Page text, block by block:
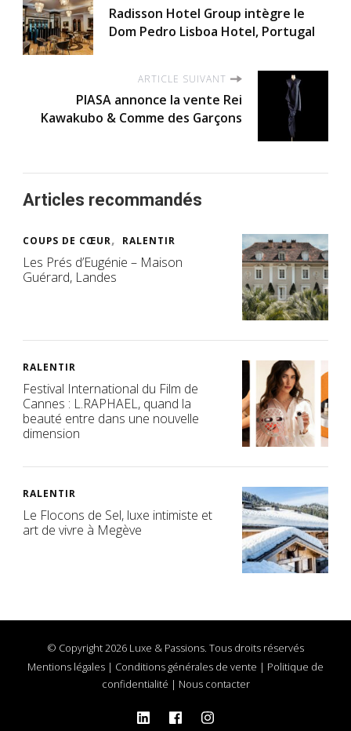
Radisson Hotel Group intègre le
Dom Pedro Lisboa Hotel, Portugal
ARTICLE SUIVANT
PIASA annonce la vente Rei
Kawakubo & Comme des Garçons
Articles recommandés
COUPS DE CŒUR RALENTIR
Les Prés d’Eugénie – Maison
Guérard, Landes
RALENTIR
Festival International du Film de
Cannes : L.RAPHAEL, quand la
beauté entre dans une nouvelle
dimension
RALENTIR
Le Flocons de Sel, luxe intimiste et
art de vivre à Megève
© Copyright 2026 Luxe & Passions. Tous droits réservés
Mentions légales | Conditions générales de vente | Politique de
confidentialité | Nous contacter